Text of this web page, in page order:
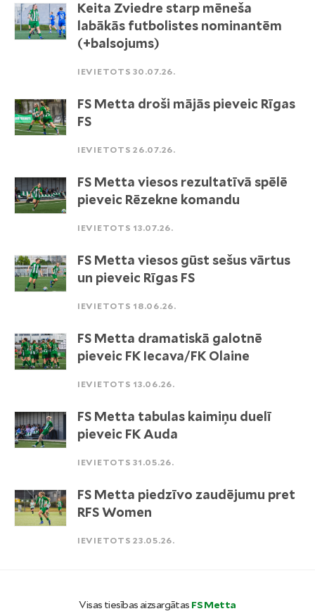
Keita Zviedre starp mēneša
labākās futbolistes nominantēm
(+balsojums)
IEVIETOTS 30.07.26.
FS Metta droši mājās pieveic Rīgas
FS
IEVIETOTS 26.07.26.
FS Metta viesos rezultatīvā spēlē
pieveic Rēzekne komandu
IEVIETOTS 13.07.26.
FS Metta viesos gūst sešus vārtus
un pieveic Rīgas FS
IEVIETOTS 18.06.26.
FS Metta dramatiskā galotnē
pieveic FK Iecava/FK Olaine
IEVIETOTS 13.06.26.
FS Metta tabulas kaimiņu duelī
pieveic FK Auda
IEVIETOTS 31.05.26.
FS Metta piedzīvo zaudējumu pret
RFS Women
IEVIETOTS 23.05.26.
Visas tiesības aizsargātas FS Metta